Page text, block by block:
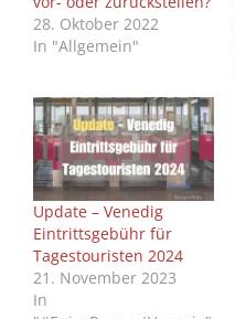
28. Oktober 2022
In "Allgemein"
Update – Venedig
Eintrittsgebühr für
Tagestouristen 2024
21. November 2023
In